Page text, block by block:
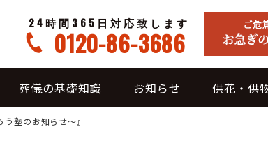
24時間365日対応致します
0120-86-3686
葬儀の基礎知識 お知らせ 供花・供
塾のお知らせ～』